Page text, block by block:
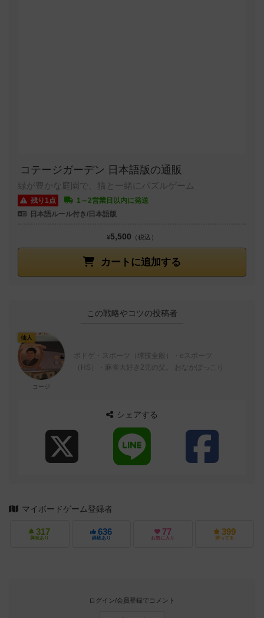
コテージガーデン 日本語版の通販
緑が豊かな庭園で、猫と一緒にパズルゲーム
残り1点
1～2営業日以内に発送
日本語ルール付き/日本語版
カートに追加する
¥5,500 （税込）
この戦略やコツの投稿者
仙人
コージ
ボドゲ・スポーツ（球技全般）・eスポーツ
（HS）・麻雀大好き2児の父。 おなかぽっこり
シェアする
マイボードゲーム登録者
317
興味あり
636
経験あり
77
お気に入り
399
持ってる
ログイン/会員登録でコメント